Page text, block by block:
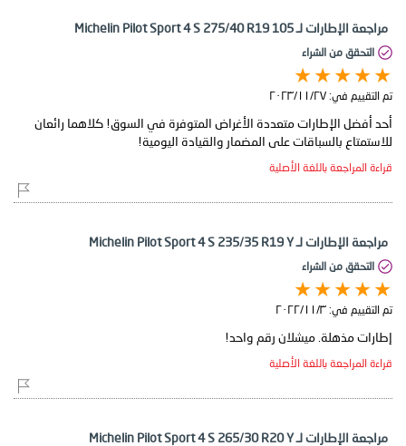
مراجعة الإطارات لـ Michelin Pilot Sport 4 S 275/40 R19 105
التحقق من الشراء
تم التقييم في: ٢٧‏/١١‏/٢٠٢٣
أحد أفضل الإطارات متعددة الأغراض المتوفرة في السوق! كلاهما رائعان
للاستمتاع بالسباقات على المضمار والقيادة اليومية!
قراءة المراجعة باللغة الأصلية
مراجعة الإطارات لـ Michelin Pilot Sport 4 S 235/35 R19 Y
التحقق من الشراء
تم التقييم في: ٣‏/١١‏/٢٠٢٢
إطارات مذهلة. ميشلان رقم واحد!
قراءة المراجعة باللغة الأصلية
مراجعة الإطارات لـ Michelin Pilot Sport 4 S 265/30 R20 Y